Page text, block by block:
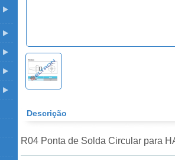
Descrição
R04 Ponta de Solda Circular para